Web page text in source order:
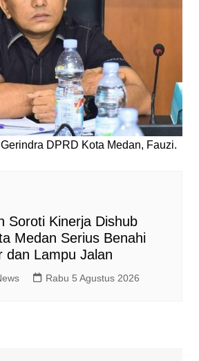
DPRD Kota Medan, Fauzi.
Soroti Kinerja Dishub
Medan Serius Benahi
dan Lampu Jalan
Rabu 5 Agustus 2026